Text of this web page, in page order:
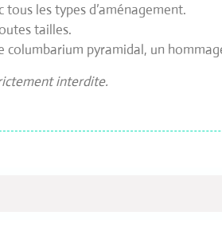
tous les types d’aménagement.
tailles.
pyramidal, un
interdite.